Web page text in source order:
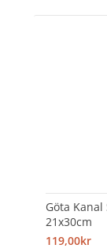
Göta
21x30cm
119,00kr